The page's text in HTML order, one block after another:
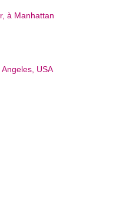
à Manhattan
USA